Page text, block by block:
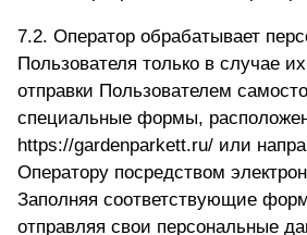
7.2. Оператор обрабатывает
Пользователя только в случае
отправки Пользователем
специальные формы,
https://gardenparkett.ru/ или
Оператору посредством
Заполняя соответствующие
отправляя свои персональные